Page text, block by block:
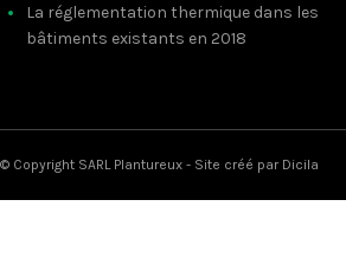
La réglementation thermique dans les
bâtiments existants en 2018
© Copyright SARL Plantureux - Site créé par Dicila